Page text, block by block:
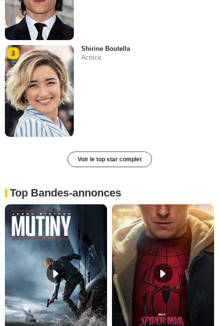
3
Shirine Boutella
Actrice
Voir le top star complet
Top Bandes-annonces